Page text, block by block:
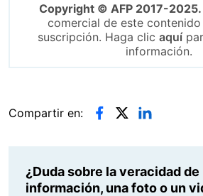
Copyright © AFP 2017-2025.
comercial de este contenido
suscripción. Haga clic aquí
información.
Compartir en:
¿Duda sobre la veracidad de
información, una foto o un